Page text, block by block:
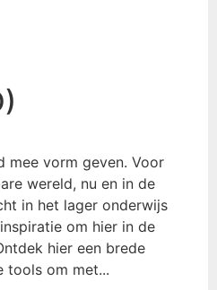
mee vorm geven. Voor
wereld, nu en in de
in het lager onderwijs
om hier in de
hier een brede
tools om met...